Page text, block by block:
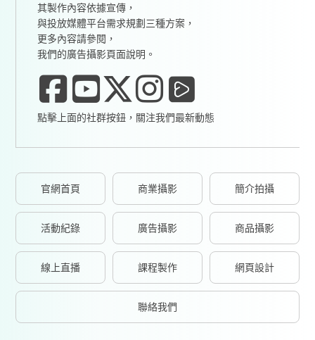
其製作內容依據宣傳，
與投放媒體平台需求規劃三種方案，
更多內容請參閱，
我們的廣告攝影頁面說明。
點擊上面的社群按鈕，關注我們最新動態
官網首頁 商業攝影 簡介拍攝
活動紀錄 廣告攝影 商品攝影
線上直播 課程製作 網頁設計
聯絡我們